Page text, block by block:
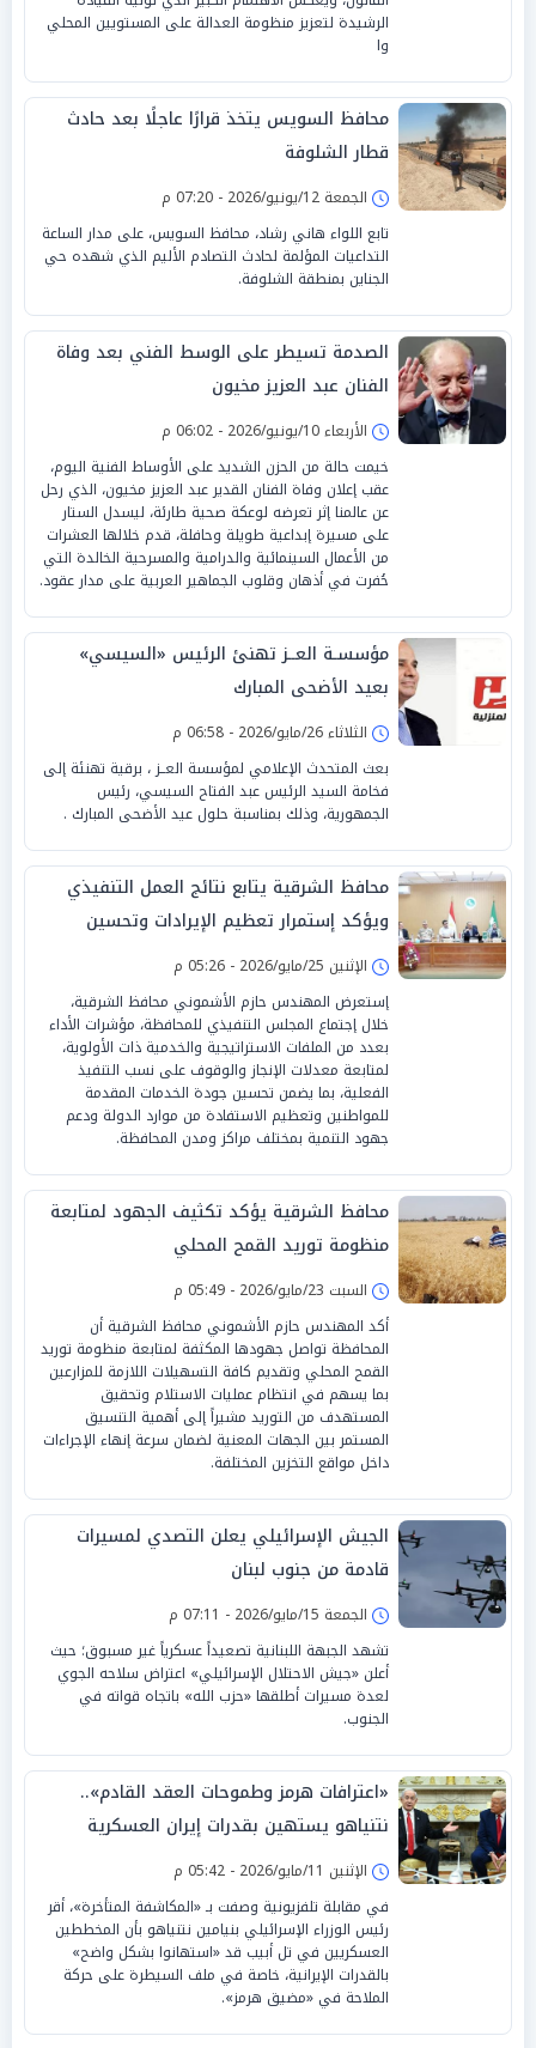
الرشيدة لتعزيز منظومة العدالة على المستويين المحلي
وا
محافظ السويس يتخذ قرارًا عاجلًا بعد حادث
قطار الشلوفة
الجمعة 12/يونيو/2026 - 07:20 م
تابع اللواء هاني رشاد، محافظ السويس، على مدار الساعة
التداعيات المؤلمة لحادث التصادم الأليم الذي شهده حي
الجناين بمنطقة الشلوفة.
الصدمة تسيطر على الوسط الفني بعد وفاة
الفنان عبد العزيز مخيون
الأربعاء 10/يونيو/2026 - 06:02 م
خيمت حالة من الحزن الشديد على الأوساط الفنية اليوم،
عقب إعلان وفاة الفنان القدير عبد العزيز مخيون، الذي رحل
عن عالمنا إثر تعرضه لوعكة صحية طارئة، ليسدل الستار
على مسيرة إبداعية طويلة وحافلة، قدم خلالها العشرات
من الأعمال السينمائية والدرامية والمسرحية الخالدة التي
حُفرت في أذهان وقلوب الجماهير العربية على مدار عقود.
مؤسسـة العــز تهنئ الرئيس «السيسي»
بعيد الأضحى المبارك
الثلاثاء 26/مايو/2026 - 06:58 م
بعث المتحدث الإعلامي لمؤسسة العــز ، برقية تهنئة إلى
فخامة السيد الرئيس عبد الفتاح السيسي، رئيس
الجمهورية، وذلك بمناسبة حلول عيد الأضحى المبارك .
محافظ الشرقية يتابع نتائج العمل التنفيذي
ويؤكد إستمرار تعظيم الإيرادات وتحسين
الخدمات للمواطنين
الإثنين 25/مايو/2026 - 05:26 م
إستعرض المهندس حازم الأشموني محافظ الشرقية،
خلال إجتماع المجلس التنفيذي للمحافظة، مؤشرات الأداء
بعدد من الملفات الاستراتيجية والخدمية ذات الأولوية،
لمتابعة معدلات الإنجاز والوقوف على نسب التنفيذ
الفعلية، بما يضمن تحسين جودة الخدمات المقدمة
للمواطنين وتعظيم الاستفادة من موارد الدولة ودعم
جهود التنمية بمختلف مراكز ومدن المحافظة.
محافظ الشرقية يؤكد تكثيف الجهود لمتابعة
منظومة توريد القمح المحلي
السبت 23/مايو/2026 - 05:49 م
أكد المهندس حازم الأشموني محافظ الشرقية أن
المحافظة تواصل جهودها المكثفة لمتابعة منظومة توريد
القمح المحلي وتقديم كافة التسهيلات اللازمة للمزارعين
بما يسهم في انتظام عمليات الاستلام وتحقيق
المستهدف من التوريد مشيراً إلى أهمية التنسيق
المستمر بين الجهات المعنية لضمان سرعة إنهاء الإجراءات
داخل مواقع التخزين المختلفة.
الجيش الإسرائيلي يعلن التصدي لمسيرات
قادمة من جنوب لبنان
الجمعة 15/مايو/2026 - 07:11 م
تشهد الجبهة اللبنانية تصعيداً عسكرياً غير مسبوق؛ حيث
أعلن «جيش الاحتلال الإسرائيلي» اعتراض سلاحه الجوي
لعدة مسيرات أطلقها «حزب الله» باتجاه قواته في
الجنوب.
«اعترافات هرمز وطموحات العقد القادم»..
نتنياهو يستهين بقدرات إيران العسكرية
الإثنين 11/مايو/2026 - 05:42 م
في مقابلة تلفزيونية وصفت بـ «المكاشفة المتأخرة»، أقر
رئيس الوزراء الإسرائيلي بنيامين نتنياهو بأن المخططين
العسكريين في تل أبيب قد «استهانوا بشكل واضح»
بالقدرات الإيرانية، خاصة في ملف السيطرة على حركة
الملاحة في «مضيق هرمز».